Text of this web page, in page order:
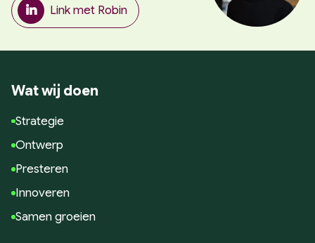
Link met Robin
Wat wij doen
Strategie
Ontwerp
Presteren
Innoveren
Samen groeien